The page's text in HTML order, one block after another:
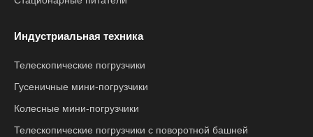
Индустриальная техника
Телескопические погрузчики
Гусеничные мини-погрузчики
Колесные мини-погрузчики
Телескопические погрузчики с поворотной башней